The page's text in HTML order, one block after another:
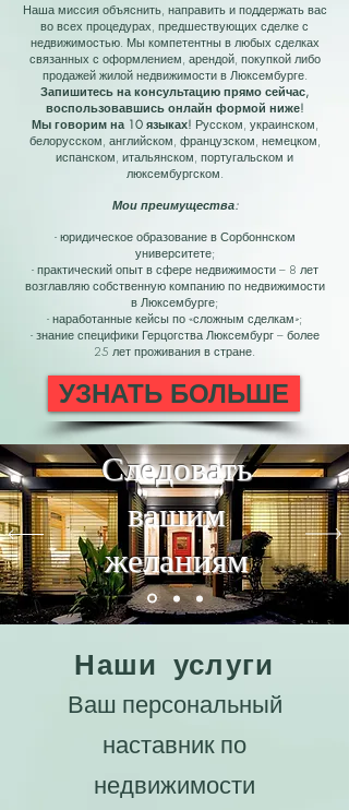
Следовать
вашим
желаниям
Наша миссия объяснить, направить и поддержать вас
во всех процедурах, предшествующих сделке с
недвижимостью. Мы компетентны в любых сделках
связанных с оформлением, арендой, покупкой либо
продажей жилой недвижимости в Люксембурге.
Запишитесь на консультацию прямо сейчас,
воспользовавшись онлайн формой ниже!
Мы говорим на 10 языках! Русском, украинском,
белорусском, английском, французском, немецком,
испанском, итальянском, португальском и
люксембургском.
Мои преимущества:
- юридическое образование в Сорбоннском
университете;
- практический опыт в сфере недвижимости – 8 лет
возглавляю собственную компанию по недвижимости
в Люксембурге;
- наработанные кейсы по «сложным сделкам»;
- знание специфики Герцогства Люксембург – более
25 лет проживания в стране.
УЗНАТЬ БОЛЬШЕ
Наши услуги
Ваш персональный
наставник по
недвижимости